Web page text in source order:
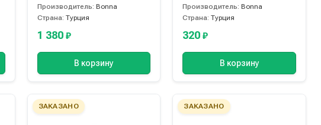
Производитель: Bonna
Страна: Турция
1 380 ₽
В корзину
Производитель:Bonna
Страна:Турция
320₽
В корзину
ЗАКАЗАНО ЗАКАЗАНО